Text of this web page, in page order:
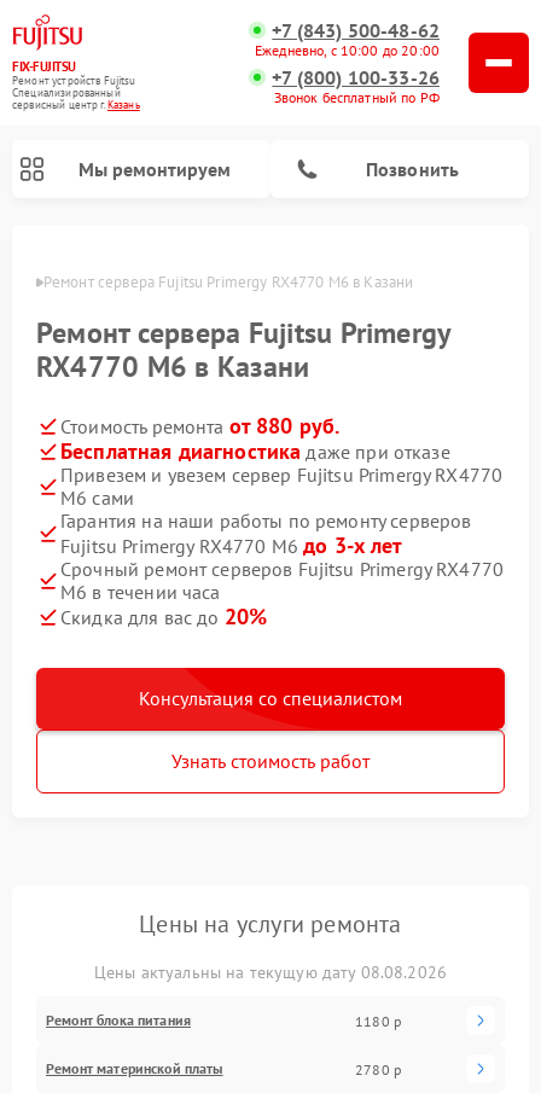
FIX-FUJITSU
Ремонт устройств Fujitsu
Специализированный
cервисный центр г.Казань
+7 (843) 500-48-62
Ежедневно, с 10:00 до 20:00
+7 (800) 100-33-26
Звонок бесплатный по РФ
Мы ремонтируем Позвонить
Ремонт сервера Fujitsu Primergy RX4770 M6 в Казани
Ремонт сервера Fujitsu Primergy
RX4770 M6 в Казани
Стоимость ремонта от 880 руб.
Бесплатная диагностика даже при отказе
Привезем и увезем сервер Fujitsu Primergy RX4770
M6 сами
Гарантия на наши работы по ремонту серверов
Fujitsu Primergy RX4770 M6до 3-х лет
Срочный ремонт серверов Fujitsu Primergy RX4770
M6 в течении часа
Скидка для вас до 20%
Консультация со специалистом
Узнать стоимость работ
Цены на услуги ремонта
Цены актуальны на текущую дату 08.08.2026
Ремонт блока питания 1180 р
Ремонт материнской платы 2780 р